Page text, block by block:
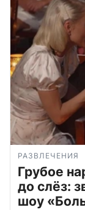
РАЗВЛЕЧЕНИЯ
Грубое
до слёз:
шоу